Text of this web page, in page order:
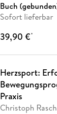
Buch
Sofort lieferbar
39,90 €*
Herzsport:
Praxis
Christoph